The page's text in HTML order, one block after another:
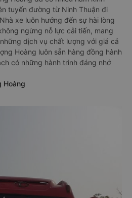
tuyến đường từ Ninh Thuận đi
xe luôn hướng đến sự hài lòng
ngừng nỗ lực cải tiến, mang
dịch vụ chất lượng với giá cả
Hoàng luôn sẵn hàng đồng hành
có những hành trình đáng nhớ
Hoàng